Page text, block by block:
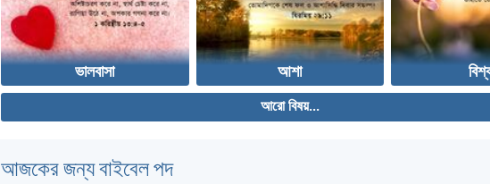
ভালবাসা আশা
আরো বিষয়...
আজকের জন্য বাইবেল পদ